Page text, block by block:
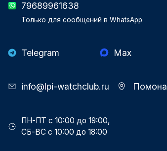
79689961638
Только для сообщений в WhatsApp
Telegram Max
info@lpi-watchclub.ru Помона
ПН-ПТ с 10:00 до 19:00,
СБ-ВС с 10:00 до 18:00